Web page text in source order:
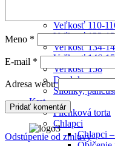
Veľkosť 110-
Veľkosť 122-
Veľkosť 134-
Veľkosť 146-
Veľkosť 158
Doplnky
Silónky,
Krst
Plienková torta
Chlapci
Chlapci
Meno *
E-mail *
Adresa webu
Odstúpenie od zmluvy